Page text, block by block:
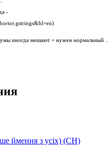
-
иногда мешают + нужен нормальный ...
ймення з усіх) (СН)